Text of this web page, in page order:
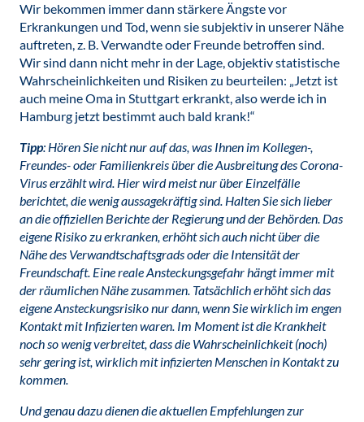
Wir bekommen immer dann stärkere Ängste vor
Erkrankungen und Tod, wenn sie subjektiv in unserer Nähe
auftreten, z. B. Verwandte oder Freunde betroffen sind.
Wir sind dann nicht mehr in der Lage, objektiv statistische
Wahrscheinlichkeiten und Risiken zu beurteilen: „Jetzt ist
auch meine Oma in Stuttgart erkrankt, also werde ich in
Hamburg jetzt bestimmt auch bald krank!“
Tipp: Hören Sie nicht nur auf das, was Ihnen im Kollegen-,
Freundes- oder Familienkreis über die Ausbreitung des Corona-
Virus erzählt wird. Hier wird meist nur über Einzelfälle
berichtet, die wenig aussagekräftig sind. Halten Sie sich lieber
an die offiziellen Berichte der Regierung und der Behörden. Das
eigene Risiko zu erkranken, erhöht sich auch nicht über die
Nähe des Verwandtschaftsgrads oder die Intensität der
Freundschaft. Eine reale Ansteckungsgefahr hängt immer mit
der räumlichen Nähe zusammen. Tatsächlich erhöht sich das
eigene Ansteckungsrisiko nur dann, wenn Sie wirklich im engen
Kontakt mit Infizierten waren. Im Moment ist die Krankheit
noch so wenig verbreitet, dass die Wahrscheinlichkeit (noch)
sehr gering ist, wirklich mit infizierten Menschen in Kontakt zu
kommen.
Und genau dazu dienen die aktuellen Empfehlungen zur